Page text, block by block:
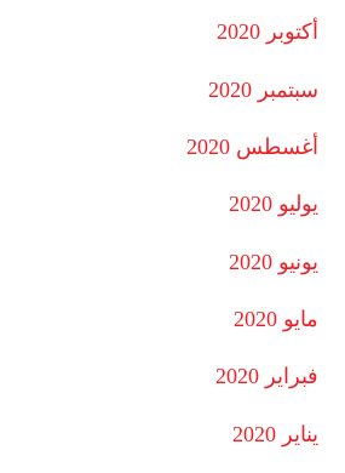
أكتوبر 2020
سبتمبر 2020
أغسطس 2020
يوليو 2020
يونيو 2020
مايو 2020
فبراير 2020
يناير 2020